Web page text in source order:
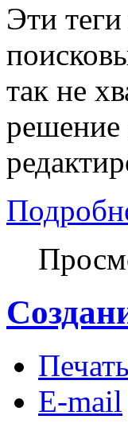
Эти
так не
решение
Печать
E-mail